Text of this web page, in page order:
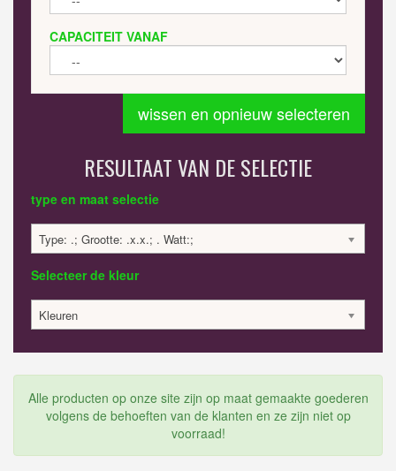
CAPACITEIT VANAF
wissen en opnieuw selecteren
RESULTAAT VAN DE SELECTIE
type en maat selectie
Type: .; Grootte: .x.x.; . Watt:;
Selecteer de kleur
Kleuren
Alle producten op onze site zijn op maat gemaakte goederen
volgens de behoeften van de klanten en ze zijn niet op
voorraad!